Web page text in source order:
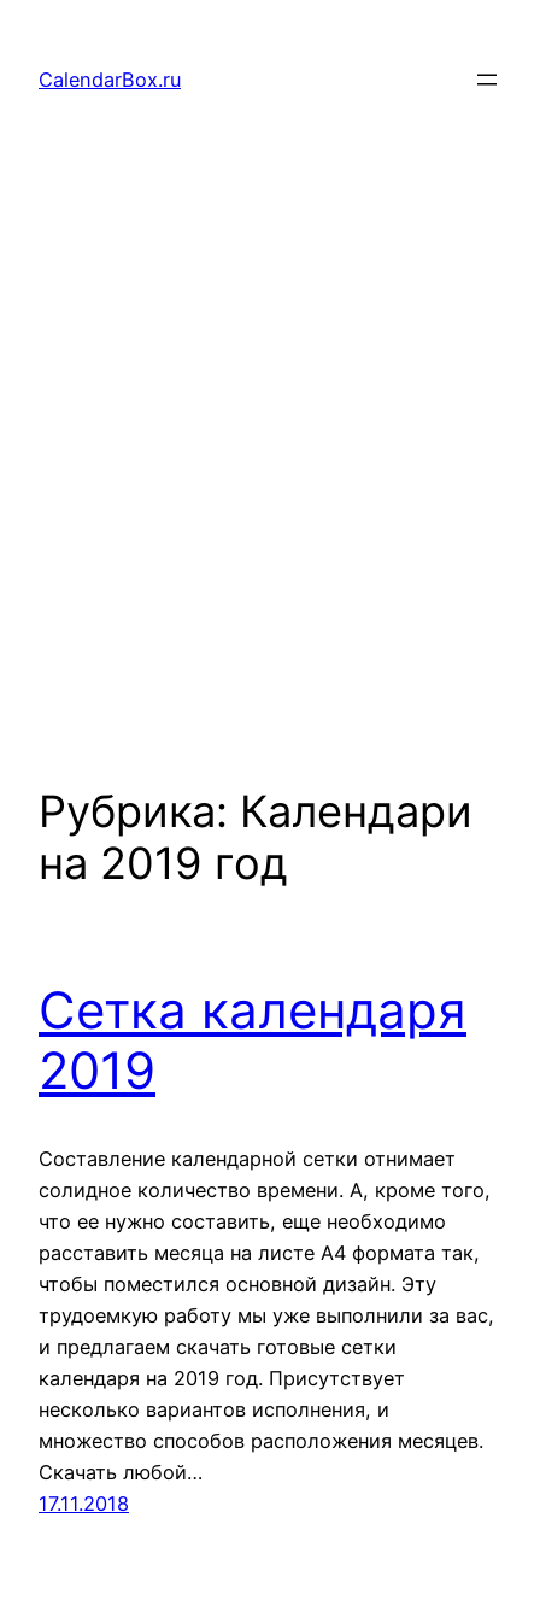
содержимому
CalendarBox.ru
Рубрика: Календари
на 2019 год
Сетка календаря
2019
Составление календарной сетки отнимает
солидное количество времени. А, кроме того,
что ее нужно составить, еще необходимо
расставить месяца на листе А4 формата так,
чтобы поместился основной дизайн. Эту
трудоемкую работу мы уже выполнили за вас,
и предлагаем скачать готовые сетки
календаря на 2019 год. Присутствует
несколько вариантов исполнения, и
множество способов расположения месяцев.
Скачать любой…
17.11.2018